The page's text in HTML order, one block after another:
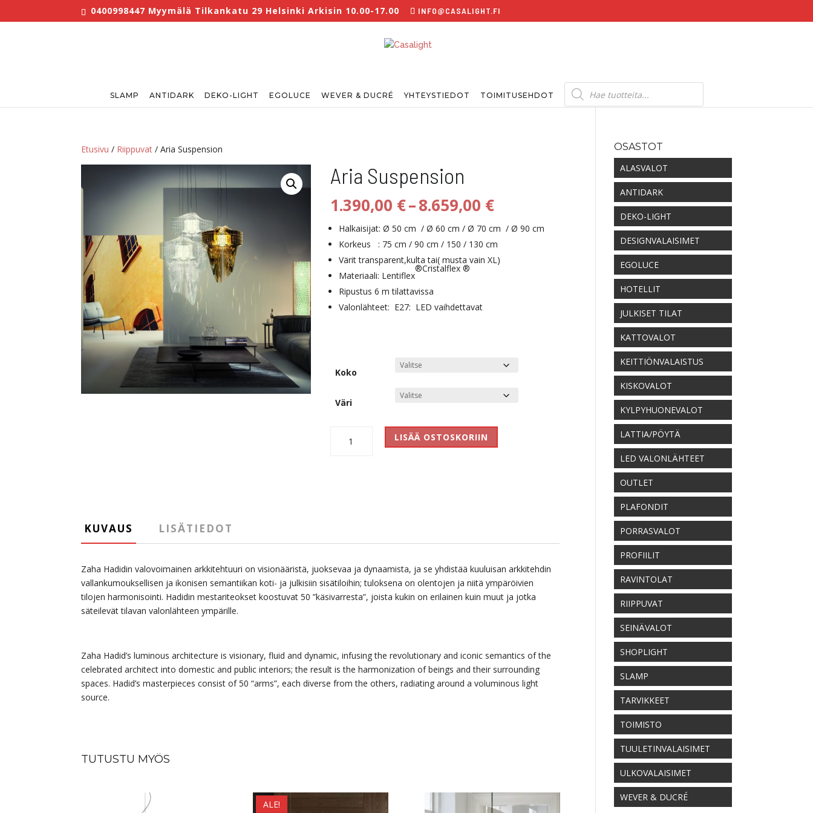
0400998447 Myymälä Tilkankatu 29 Helsinki Arkisin 10.00-17.00 INFO@CASALIGHT.FI
SLAMP ANTIDARK DEKO-LIGHT EGOLUCE WEVER & DUCRÉ YHTEYSTIEDOT TOIMITUSEHDOT
Products
search
Etusivu / Riippuvat / Aria Suspension
Aria Suspension
1.390,00 €–8.659,00 €Hintaluokka:
-
8.659,00 €
Halkaisijat: Ø 50 cm / Ø 60 cm / Ø 70 cm / Ø 90 cm
Korkeus : 75 cm / 90 cm / 150 / 130 cm
Värit transparent,kulta tai( musta vain XL)
Materiaali: Lentiflex
®Cristalflex ®
Ripustus 6 m tilattavissa
Valonlähteet: E27: LED vaihdettavat
Koko
Väri
Suspension
LISÄÄ OSTOSKORIIN
KUVAUS LISÄTIEDOT
Zaha Hadidin valovoimainen arkkitehtuuri on visionääristä, juoksevaa ja dynaamista, ja se yhdistää kuuluisan arkkitehdin
vallankumouksellisen ja ikonisen semantiikan koti- ja julkisiin sisätiloihin; tuloksena on olentojen ja niitä ympäröivien
tilojen harmonisointi. Hadidin mestariteokset koostuvat 50 ”käsivarresta”, joista kukin on erilainen kuin muut ja jotka
säteilevät tilavan valonlähteen ympärille.
Zaha Hadid’s luminous architecture is visionary, fluid and dynamic, infusing the revolutionary and iconic semantics of the
celebrated architect into domestic and public interiors; the result is the harmonization of beings and their surrounding
spaces. Hadid’s masterpieces consist of 50 “arms”, each diverse from the others, radiating around a voluminous light
source.
TUTUSTU MYÖS
ALE!
OSASTOT
ALASVALOT
ANTIDARK
DEKO-LIGHT
DESIGNVALAISIMET
EGOLUCE
HOTELLIT
JULKISET TILAT
KATTOVALOT
KEITTIÖNVALAISTUS
KISKOVALOT
KYLPYHUONEVALOT
LATTIA/PÖYTÄ
LED VALONLÄHTEET
OUTLET
PLAFONDIT
PORRASVALOT
PROFIILIT
RAVINTOLAT
RIIPPUVAT
SEINÄVALOT
SHOPLIGHT
SLAMP
TARVIKKEET
TOIMISTO
TUULETINVALAISIMET
ULKOVALAISIMET
WEVER & DUCRÉ